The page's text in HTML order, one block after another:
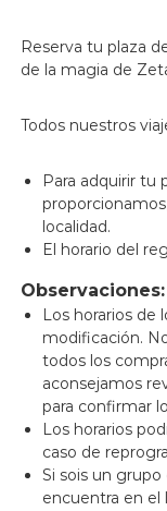
Reserva tu plaza
de la magia de
Todos nuestros
Para adquirir tu
localidad.
El horario del
Observaciones:
Los horarios de
modificación.
todos los
aconsejamos
para confirmar
Los horarios
caso de
Si sois un
encuentra en el